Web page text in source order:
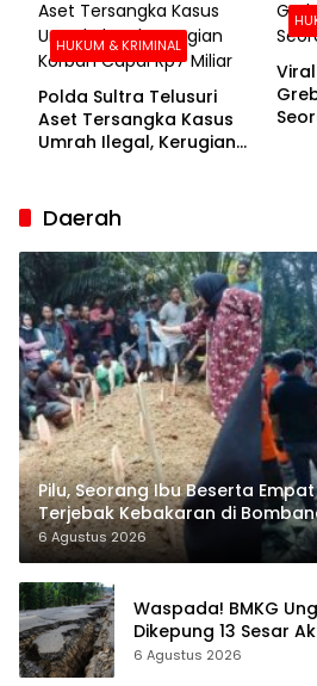
HUKUM & KRIMINAL
Polda Sultra Telusuri
Aset Tersangka Kasus
Umrah Ilegal, Kerugian
Daerah
Pilu, Seorang Ibu Beserta
Terjebak Kebakaran di
6 Agustus 2026
Waspada! BMKG
Dikepung 13 Sesar
Sudah Terekam
6 Agustus 2026